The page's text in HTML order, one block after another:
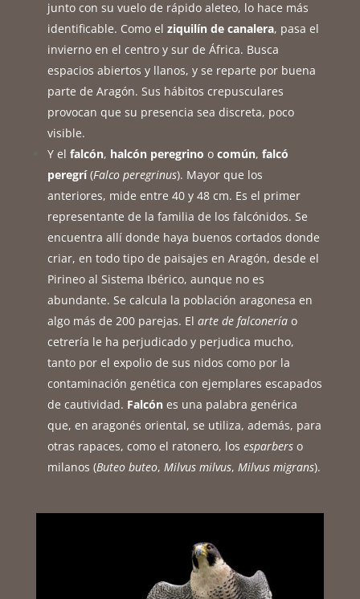
junto con su vuelo de rápido aleteo, lo hace más
identificable. Como el ziquilín de canalera, pasa el
invierno en el centro y sur de África. Busca
espacios abiertos y llanos, y se reparte por buena
parte de Aragón. Sus hábitos crepusculares
provocan que su presencia sea discreta, poco
visible.
Y el falcón, halcón peregrino o común, falcó
peregrí(Falco peregrinus). Mayor que los
anteriores, mide entre 40 y 48 cm. Es el primer
representante de la familia de los falcónidos. Se
encuentra allí donde haya buenos cortados donde
criar, en todo tipo de paisajes en Aragón, desde el
Pirineo al Sistema Ibérico, aunque no es
abundante. Se calcula la población aragonesa en
algo más de 200 parejas. El arte de falconeríao
cetrería le ha perjudicado y perjudica mucho,
tanto por el expolio de sus nidos como por la
contaminación genética con ejemplares escapados
de cautividad. Falcónes una palabra genérica
que, en aragonés oriental, se utiliza, además, para
otras rapaces, como el ratonero, los esparberso
milanos (Buteo buteo, Milvus milvus, Milvus migrans).